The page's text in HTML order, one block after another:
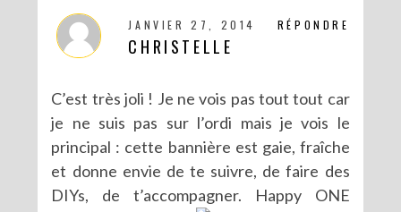
CONCOURS : UN AN D’ABONNEMENT AU MAGAZINE CRÉATIVE
RÉPONDRE
JANVIER 27, 2014
CHRISTELLE
C’est très joli ! Je ne vois pas tout tout car
je ne suis pas sur l’ordi mais je vois le
principal : cette bannière est gaie, fraîche
et donne envie de te suivre, de faire des
DIYs, de t’accompagner. Happy ONE